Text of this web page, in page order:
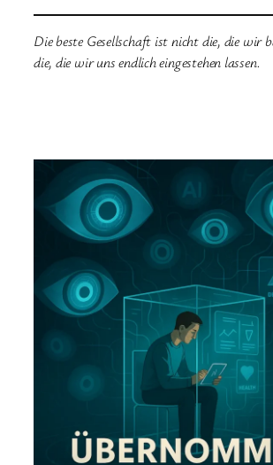
Die beste Gesellschaft ist nicht die, die wir
die, die wir uns endlich eingestehen lassen.